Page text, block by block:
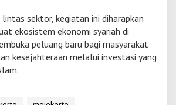
lintas sektor, kegiatan ini diharapkan
ekosistem ekonomi syariah di
peluang baru bagi masyarakat
kesejahteraan melalui investasi yang